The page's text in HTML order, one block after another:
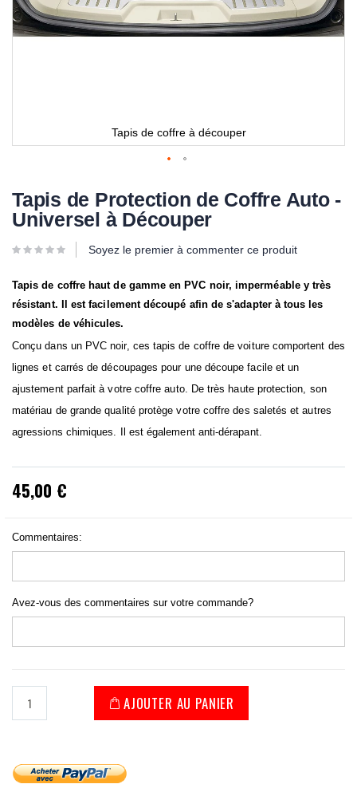
Tapis de coffre à découper
Tapis de Protection de Coffre Auto -
Universel à Découper
Soyez le premier à commenter ce produit
Tapis de coffre haut de gamme en PVC noir, imperméable y très
résistant. Il est facilement découpé afin de s'adapter à tous les
modèles de véhicules.
Conçu dans un PVC noir, ces tapis de coffre de voiture comportent des
lignes et carrés de découpages pour une découpe facile et un
ajustement parfait à votre coffre auto. De très haute protection, son
matériau de grande qualité protège votre coffre des saletés et autres
agressions chimiques. Il est également anti-dérapant.
45,00 €
Commentaires:
Avez-vous des commentaires sur votre commande?
AJOUTER AU PANIER